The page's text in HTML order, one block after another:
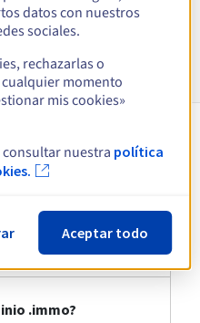
.immo
.immo
.immo?
datos con nuestros
sociales.
rechazarlas o
momento
mis cookies»
nuestra política
Aceptar todo